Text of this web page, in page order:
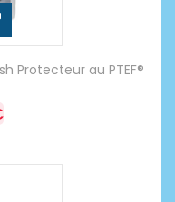
Protecteur au PTEF®